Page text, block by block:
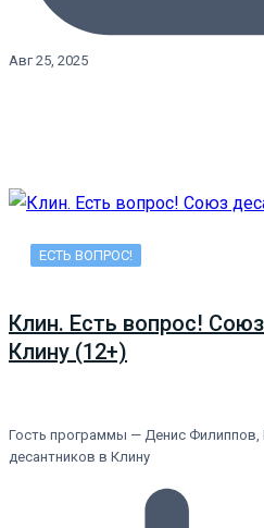
Авг 25, 2025
ЕСТЬ ВОПРОС!
Клин. Есть вопрос!
Клину (12+)
Гость программы — Денис
десантников в Клину